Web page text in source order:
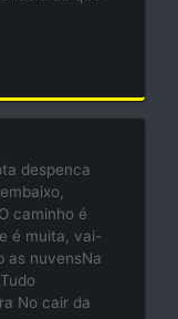
despenca
caminho é
é muita, vai-
as nuvensNa
No cair da